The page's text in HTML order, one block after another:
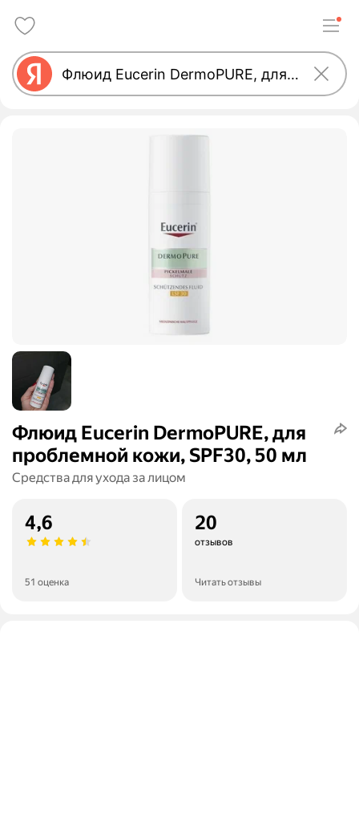
Флюид Eucerin DermoPURE, для
проблемной кожи, SPF30, 50 мл
Средства для ухода за лицом
4,6
51 оценка
20
отзывов
Читать отзывы